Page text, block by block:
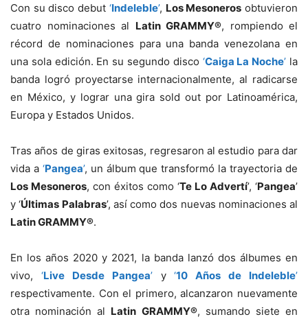
Con su disco debut ‘Indeleble’, Los Mesoneros obtuvieron
cuatro nominaciones al Latin GRAMMY®, rompiendo el
récord de nominaciones para una banda venezolana en
una sola edición. En su segundo disco ‘Caiga La Noche’ la
banda logró proyectarse internacionalmente, al radicarse
en México, y lograr una gira sold out por Latinoamérica,
Europa y Estados Unidos.
Tras años de giras exitosas, regresaron al estudio para dar
vida a ‘Pangea’, un álbum que transformó la trayectoria de
Los Mesoneros, con éxitos como ‘Te Lo Advertí’, ‘Pangea’
y ‘Últimas Palabras’, así como dos nuevas nominaciones al
Latin GRAMMY®.
En los años 2020 y 2021, la banda lanzó dos álbumes en
vivo, ‘Live Desde Pangea’y‘10 Años de Indeleble’
respectivamente. Con el primero, alcanzaron nuevamente
otra nominación al Latin GRAMMY®, sumando siete en